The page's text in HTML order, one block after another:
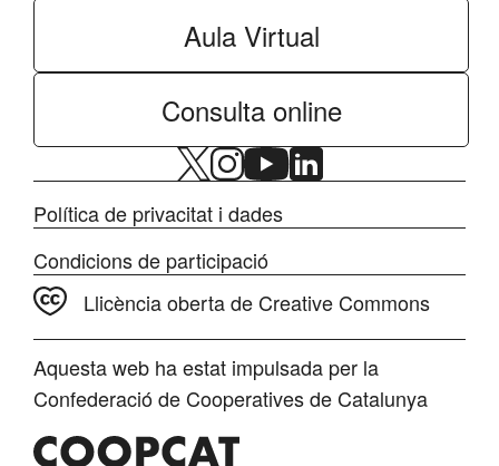
Aula Virtual
Consulta online
Política de privacitat i dades
Condicions de participació
Llicència oberta de Creative Commons
Aquesta web ha estat impulsada per la
Confederació de Cooperatives de Catalunya